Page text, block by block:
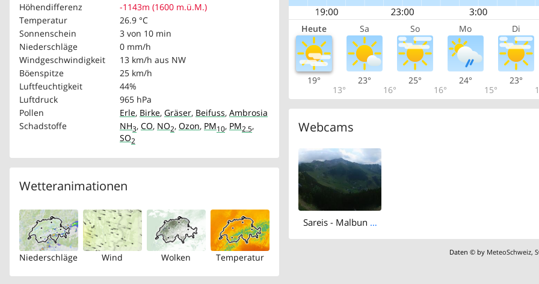
Höhendifferenz
-1143m (1600 m.ü.M.)
Temperatur
26.9 °C
Sonnenschein
3 von 10 min
Niederschläge
0 mm/h
Windgeschwindigkeit
13 km/h aus NW
Böenspitze
25 km/h
Luftfeuchtigkeit
44%
Luftdruck
965 hPa
Pollen
Erle, Birke, Gräser, Beifuss, Ambrosia
Schadstoffe
NH3, CO, NO2, Ozon, PM10, PM2.5,
SO2
Wetteranimationen
Niederschläge Wind Wolken Temperatur
Heute Sa So Mo Di
19°
13°
23°
16°
25°
16°
24°
15°
23°
Webcams
Sareis - Malbun Bergbahnen
Daten © by MeteoSchweiz,